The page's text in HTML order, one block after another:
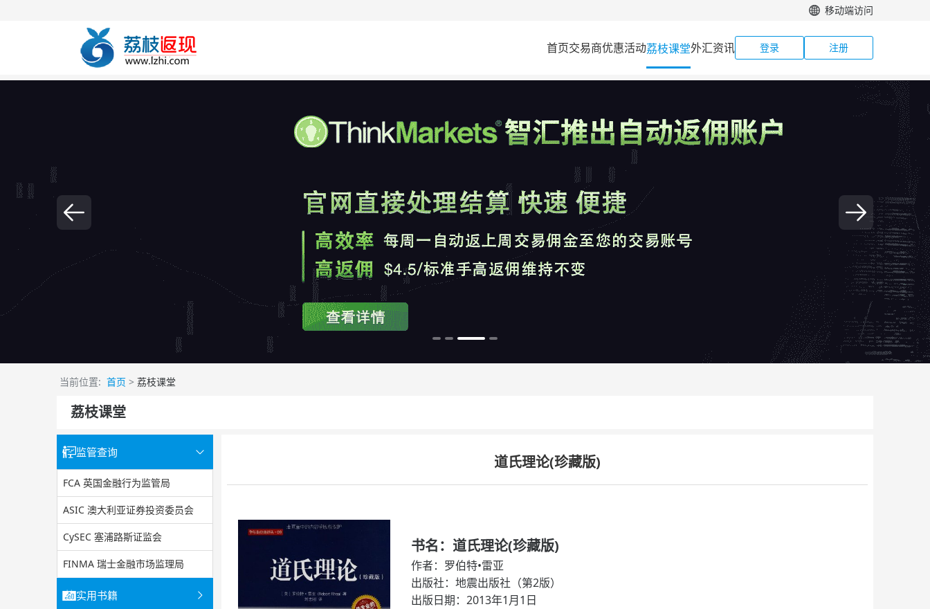
移动端访问
首页交易商优惠活动荔枝课堂外汇资讯 登录 注册
当前位置: 首页 > 荔枝课堂
荔枝课堂
监管查询
FCA 英国金融行为监管局
ASIC 澳大利亚证券投资委员会
CySEC 塞浦路斯证监会
FINMA 瑞士金融市场监理局
实用书籍
道氏理论(珍藏版)
书名：道氏理论(珍藏版)
作者：罗伯特•雷亚
出版社：地震出版社（第2版）
出版日期：2013年1月1日